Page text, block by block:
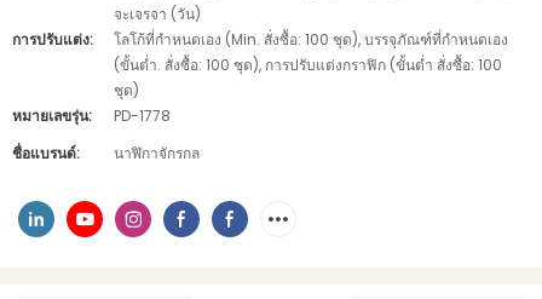
จะเจรจา (วัน)
การปรับแต่ง:
โลโก้ที่กำหนดเอง (Min. สั่งซื้อ: 100 ชุด), บรรจุภัณฑ์ที่กำหนดเอง
(ขั้นต่ำ. สั่งซื้อ: 100 ชุด), การปรับแต่งกราฟิก (ขั้นต่ำ สั่งซื้อ: 100
ชุด)
หมายเลขรุ่น:
PD-1778
ชื่อแบรนด์:
นาฬิกาจักรกล